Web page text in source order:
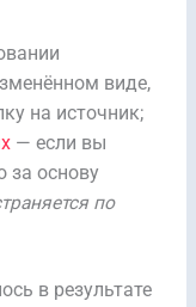
виде,
на источник;
— если вы
за основу
по
в результате